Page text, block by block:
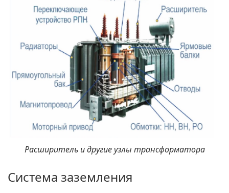
Расширитель и другие узлы трансформатора
Система заземления